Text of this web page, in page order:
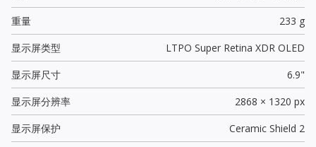
重量
233 g
显示屏类型
LTPO Super Retina XDR OLED
显示屏尺寸
6.9"
显示屏分辨率
2868 × 1320 px
显示屏保护
Ceramic Shield 2